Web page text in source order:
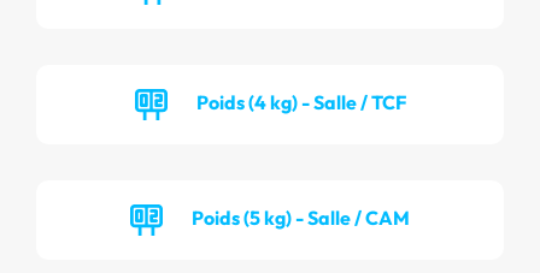
Poids (4 kg) - Salle / TCF
Poids (5 kg) - Salle / CAM